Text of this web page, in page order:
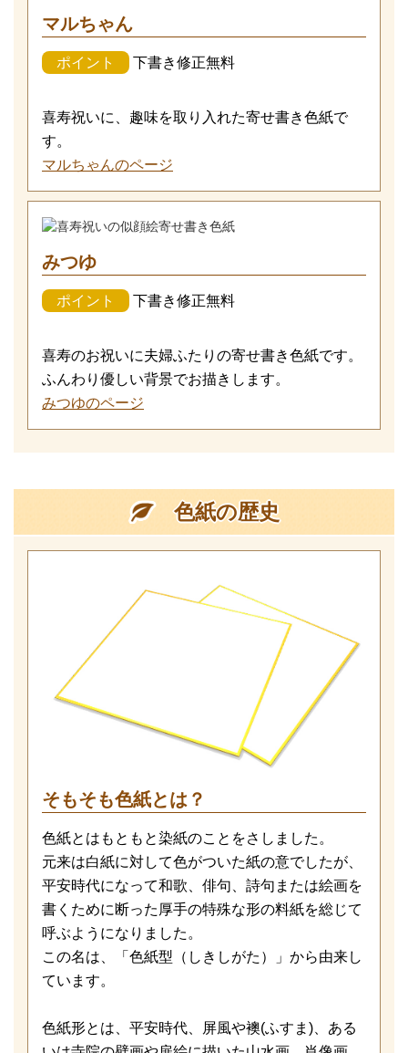
マルちゃん
ポイント 下書き修正無料
喜寿祝いに、趣味を取り入れた寄せ書き色紙で
す。
マルちゃんのページ
みつゆ
ポイント 下書き修正無料
喜寿のお祝いに夫婦ふたりの寄せ書き色紙です。
ふんわり優しい背景でお描きします。
みつゆのページ
色紙の歴史
そもそも色紙とは？
色紙とはもともと染紙のことをさしました。
元来は白紙に対して色がついた紙の意でしたが、
平安時代になって和歌、俳句、詩句または絵画を
書くために断った厚手の特殊な形の料紙を総じて
呼ぶようになりました。
この名は、「色紙型（しきしがた）」から由来し
ています。
色紙形とは、平安時代、屏風や襖(ふすま)、ある